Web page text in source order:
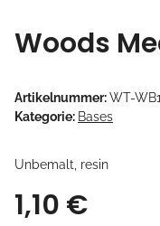
Woods
Artikelnummer:WT-
Kategorie: Bases
Unbemalt, resin
1,10 €